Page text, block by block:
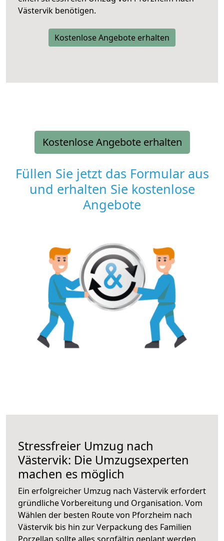
Västervik benötigen.
Kostenlose Angebote erhalten
Kostenlose Angebote erhalten
Füllen Sie jetzt das Formular aus
und erhalten Sie kostenlose
Angebote
Stressfreier Umzug nach
Västervik: Die Umzugsexperten
machen es möglich
Ein erfolgreicher Umzug nach Västervik erfordert
gründliche Vorbereitung und Organisation. Vom
Wählen der besten Route von Pforzheim nach
Västervik bis hin zur Verpackung des Familien